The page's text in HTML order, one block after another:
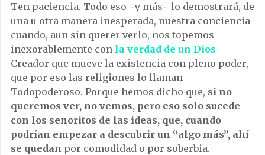
Ten paciencia. Todo eso −y más− lo demostrará, de
una u otra manera inesperada, nuestra conciencia
cuando, aun sin querer verlo, nos topemos
inexorablemente con la verdad de un Dios
Creador que mueve la existencia con pleno poder,
que por eso las religiones lo llaman
Todopoderoso. Porque hemos dicho que, si no
queremos ver, no vemos, pero eso solo sucede
con los señoritos de las ideas, que, cuando
podrían empezar a descubrir un “algo más”, ahí
se quedan por comodidad o por soberbia.